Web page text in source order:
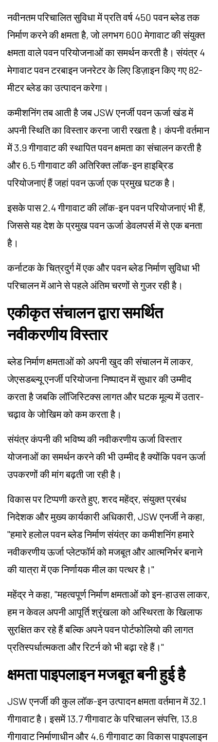
नवीनतम परिचालित सुविधा में प्रति वर्ष 450 पवन ब्लेड तक
निर्माण करने की क्षमता है, जो लगभग 600 मेगावाट की संयुक्त
क्षमता वाले पवन परियोजनाओं का समर्थन करती है। संयंत्र 4
मेगावाट पवन टरबाइन जनरेटर के लिए डिज़ाइन किए गए 82-
मीटर ब्लेड का उत्पादन करेगा।
कमीशनिंग तब आती है जब JSW एनर्जी पवन ऊर्जा खंड में
अपनी स्थिति का विस्तार करना जारी रखता है। कंपनी वर्तमान
में 3.9 गीगावाट की स्थापित पवन क्षमता का संचालन करती है
और 6.5 गीगावाट की अतिरिक्त लॉक-इन हाइब्रिड
परियोजनाएं हैं जहां पवन ऊर्जा एक प्रमुख घटक है।
इसके पास 2.4 गीगावाट की लॉक-इन पवन परियोजनाएं भी हैं,
जिससे यह देश के प्रमुख पवन ऊर्जा डेवलपर्स में से एक बनता
है।
कर्नाटक के चित्रदुर्ग में एक और पवन ब्लेड निर्माण सुविधा भी
परिचालन में आने से पहले अंतिम चरणों से गुजर रही है।
एकीकृत संचालन द्वारा समर्थित
नवीकरणीय विस्तार
ब्लेड निर्माण क्षमताओं को अपनी खुद की संचालन में लाकर,
जेएसडब्ल्यू एनर्जी परियोजना निष्पादन में सुधार की उम्मीद
करता है जबकि लॉजिस्टिक्स लागत और घटक मूल्य में उतार-
चढ़ाव के जोखिम को कम करता है।
संयंत्र कंपनी की भविष्य की नवीकरणीय ऊर्जा विस्तार
योजनाओं का समर्थन करने की भी उम्मीद है क्योंकि पवन ऊर्जा
उपकरणों की मांग बढ़ती जा रही है।
विकास पर टिप्पणी करते हुए, शरद महेंद्र, संयुक्त प्रबंध
निदेशक और मुख्य कार्यकारी अधिकारी, JSW एनर्जी ने कहा,
"हमारे हलोल पवन ब्लेड निर्माण संयंत्र का कमीशनिंग हमारे
नवीकरणीय ऊर्जा प्लेटफॉर्म को मजबूत और आत्मनिर्भर बनाने
की यात्रा में एक निर्णायक मील का पत्थर है।"
महेंद्र ने कहा, "महत्वपूर्ण निर्माण क्षमताओं को इन-हाउस लाकर,
हम न केवल अपनी आपूर्ति श्रृंखला को अस्थिरता के खिलाफ
सुरक्षित कर रहे हैं बल्कि अपने पवन पोर्टफोलियो की लागत
प्रतिस्पर्धात्मकता और रिटर्न को भी बढ़ा रहे हैं।"
क्षमता पाइपलाइन मजबूत बनी हुई है
JSW एनर्जी की कुल लॉक-इन उत्पादन क्षमता वर्तमान में 32.1
गीगावाट है। इसमें 13.7 गीगावाट के परिचालन संपत्ति, 13.8
गीगावाट निर्माणाधीन और 4.6 गीगावाट का विकास पाइपलाइन